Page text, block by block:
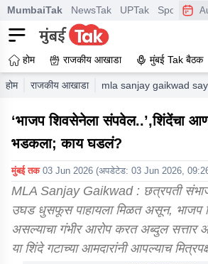
MumbaiTak NewsTak UPTak SportsTak
होम राजकीय आखाडा मुंबई Tak बैठक
होम राजकीय आखाडा mla sanjay gaikwad
‘भाजप शिवसेनेला संपवेल..’,शिंदेंचा
भडकला; काय घडलं?
मुंबई तक 03 Jun 2026 (अपडेटेड: 03 Jun 2026,
MLA Sanjay Gaikwad : छत्रपती
उघड धुसफूस पाहायला मिळत असून, भाजप
असल्याचा गंभीर आरोप करत अब्दुल सत्तार
या शिंदे गटाच्या आमदारांनी आपल्याच